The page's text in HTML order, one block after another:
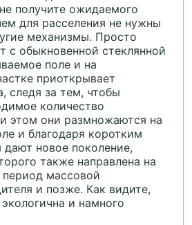
получите ожидаемого
для расселения не нужны
механизмы. Просто
с обыкновенной стеклянной
поле и на
приоткрывает
следя за тем, чтобы
количество
этом они размножаются на
и благодаря коротким
дают новое поколение,
также направлена на
массовой
и позже. Как видите,
и намного